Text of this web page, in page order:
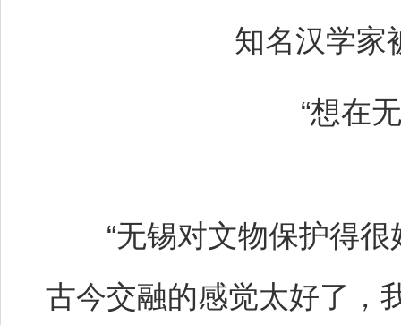
知名汉学
“想在
“无锡对文物保护得很
古今交融的感觉太好了，